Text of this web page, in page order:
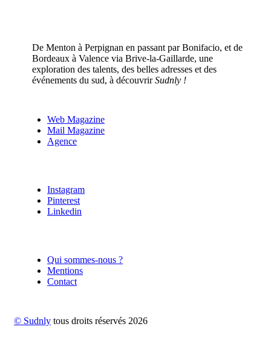
De Menton à Perpignan en passant par Bonifacio, et de
Bordeaux à Valence via Brive-la-Gaillarde, une
exploration des talents, des belles adresses et des
événements du sud, à découvrirSudnly !
Web Magazine
Mail Magazine
Agence
Instagram
Pinterest
Linkedin
Qui sommes-nous ?
Mentions
Contact
© Sudnly tous droits réservés 2026